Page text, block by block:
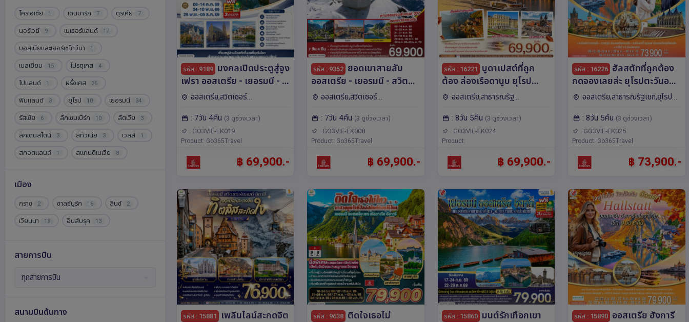
โครเอเชีย 1 เดนมาร์ก 7 ตุรเคีย 7
นอร์เวย์ 9 เนเธอร์แลนด์ 17
บอสเนียและเฮอร์เซโกวีนา 1
เบลเยียม 15 โปรตุเกส 4
โปแลนด์ 1 ฝรั่งเศส 36
ฟินแลนด์ 3 ยุโรป 10 เยอรมนี 34
รัสเซีย 6 ลักเซมเบิร์ก 10 ลัตเวีย 3
ลิกเตนสไตน์ 3 ลิทัวเนีย 3 เวลส์ 1
สกอตแลนด์ 1 สแกนดิเนเวีย 8
สวิตเซอร์แลนด์
สาธารณรัฐเชก 15 ออสเตรีย 31
อังกฤษ 7 อิตาลี 58
เมือง
กราซ 2 ซาลซ์บูร์ก 16 ลินซ์ 2
เวียนนา 18 อินส์บรุค 13
สายการบิน
ทุกสายการบิน
สนามบินต้นทาง
รหัส : 9189 มงคลเปิดประตูสู่จูง
เฟรา ออสเตรีย - เยอรมนี - ส
วิตเซอร์แลนด์ 7วัน 4คืน โดย
ออสเตรีย,สวิตเซอร์
ลาเคน,ซูริค,ซาลซ์บูร์ก,ลู
เซิร์น,เวียนนา,ซูก
: 7วัน 4คืน (3 ดูช่วงเวลา)
: GO3VIE-EK019
Product: Go365Travel
฿ 69,900.-
รหัส : 9352 ยอดเขาสายลับ
ออสเตรีย - เยอรมนี - สวิต
เซอร์แลนด์ 7วัน 4คืน โดยสาย
ออสเตรีย,สวิตเซอร์
วนิค,อินเตอร์ลาเคน,ซูริค,อินส์บรุค,ลู
เซิร์น,เบิร์น,เวียนนา,ซูก,วาดุซ
: 7วัน 4คืน (3 ดูช่วงเวลา)
: GO3VIE-EK008
Product: Go365Travel
฿ 69,900.-
รหัส : 16221 บูดาเปสต์ที่ถูก
ต้อง ล่องเรือดานูบ ยุโรป
ตะวันออก ออสเตรีย ฮังการี
โดยสายการบิน EMIRATES
(EK)
ออสเตรีย,สาธารณรัฐ
วา,เบอร์โน,ปราก,บูดาเปสต์,ซาลซ์บูร์
ก,เวียนนา,เซสกี ครุมลอฟ
: 8วัน 5คืน (3 ดูช่วงเวลา)
: GO3VIE-EK024
Product:
฿ 69,900.-
รหัส : 16226 ฮัลสตัทที่ถูกต้อง
กดจองเลยล่ะ ยุโรปตะวันออก
ออสเตรีย เช็ก 8 วัน 5 คืน โดย
ออสเตรีย,สาธารณรัฐเชก,ยุโรป
ก,เวียนนา,เซสกี ครุมลอฟ
: 8วัน 5คืน (3 ดูช่วงเวลา)
: GO3VIE-EK025
Product: Go365Travel
฿ 73,900.-
รหัส : 15881 เพลินไลน์สะกดจิต
รหัส : 9638 ติดใจเธอไม่
รหัส : 15860 มนต์รักเทือกเขา
รหัส : 15890 ออสเตรีย ฮังการี